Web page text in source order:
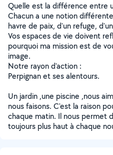
Quelle est la différence entre
Chacun a une notion
havre de paix, d'un refuge,
Vos espaces de vie doivent
pourquoi ma mission est de
image.
Notre rayon d'action :
Perpignan et ses alentours.
Un jardin ,une piscine ,nous
nous faisons. C'est la raison
chaque matin. Il nous permet
toujours plus haut à chaque